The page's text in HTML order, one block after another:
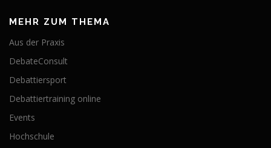
MEHR ZUM THEMA
Aus der Praxis
DebateConsult
Debattiersport
Debattiertraining online
Events
Hochschule